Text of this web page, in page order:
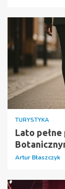
TURYSTYKA
Lato
Artur Błaszczyk